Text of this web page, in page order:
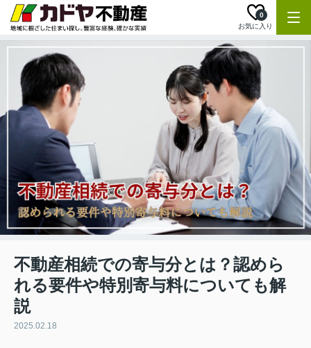
お気に入り
0
不動産相続での寄与分とは？認めら
れる要件や特別寄与料についても解
説
2025.02.18